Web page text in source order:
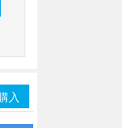
入